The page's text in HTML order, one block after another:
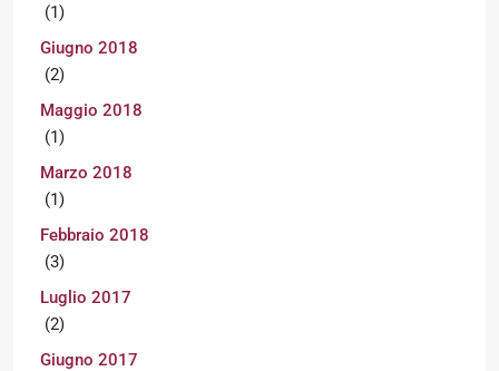
(1)
Giugno 2018
(2)
Maggio 2018
(1)
Marzo 2018
(1)
Febbraio 2018
(3)
Luglio 2017
(2)
Giugno 2017